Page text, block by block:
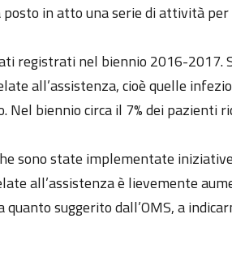
in atto una serie di attività
registrati nel biennio 2016-2017.
all’assistenza, cioè quelle
biennio circa il 7% dei pazienti
sono state implementate
all’assistenza è lievemente
suggerito dall’OMS, a